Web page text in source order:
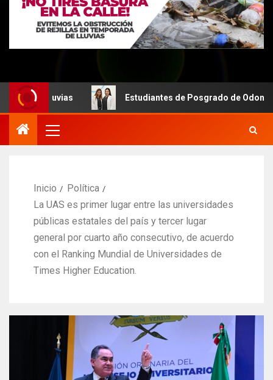
Estudiantes de Posgrado de Odontología de la
Inicio
Política
La UAS es primer lugar entre las universidades
públicas estatales del país y tercer lugar
general por cuarto año consecutivo, de acuerdo
con el Ranking Mundial de Universidades de
Times Higher Education.